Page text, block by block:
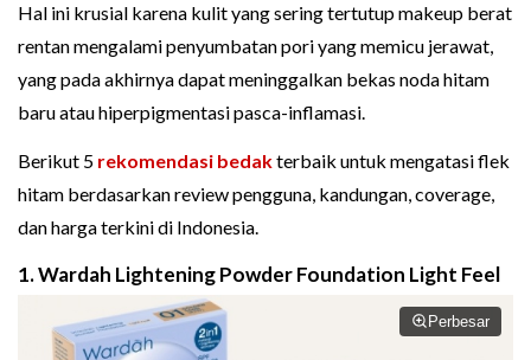
Hal ini krusial karena kulit yang sering tertutup makeup berat
rentan mengalami penyumbatan pori yang memicu jerawat,
yang pada akhirnya dapat meninggalkan bekas noda hitam
baru atau hiperpigmentasi pasca-inflamasi.
Berikut 5 rekomendasi bedakterbaik untuk mengatasi flek
hitam berdasarkan review pengguna, kandungan, coverage,
dan harga terkini di Indonesia.
1. Wardah Lightening Powder Foundation Light Feel
Perbesar